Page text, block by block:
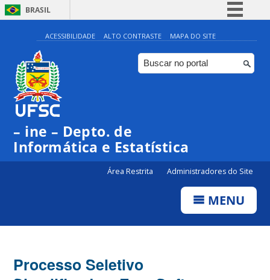
BRASIL
Simplifique!
Comunica BR
Participe
ACESSIBILIDADE ALTO CONTRASTE MAPA DO SITE
– ine – Depto. de
Informática e Estatística
Área Restrita Administradores do Site
MENU
Processo Seletivo